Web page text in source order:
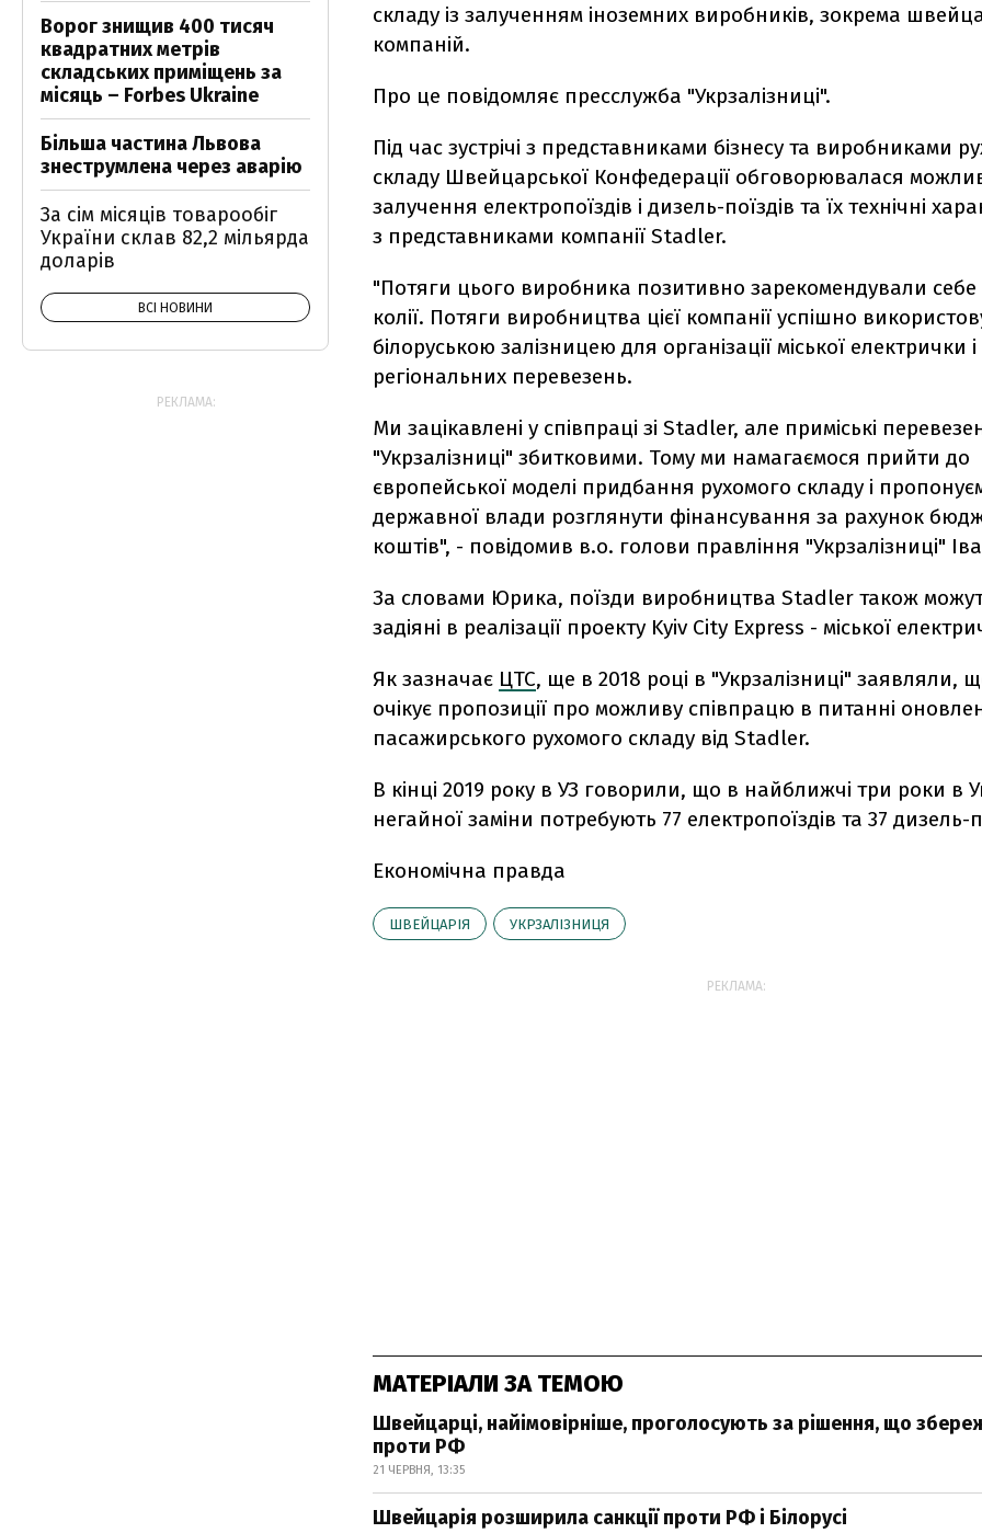
складу із залученням іноземних виробників, зокрема
компаній.
Про це повідомляє пресслужба "Укрзалізниці".
Під час зустрічі з представниками бізнесу та виробниками
складу Швейцарської Конфедерації обговорювалася
залучення електропоїздів і дизель-поїздів та їх технічні
з представниками компанії Stadler.
"Потяги цього виробника позитивно зарекомендували
колії. Потяги виробництва цієї компанії успішно
білоруською залізницею для організації міської електрички і
регіональних перевезень.
Ми зацікавлені у співпраці зі Stadler, але приміські
"Укрзалізниці" збитковими. Тому ми намагаємося прийти до
європейської моделі придбання рухомого складу і
державної влади розглянути фінансування за рахунок
коштів", - повідомив в.о. голови правління "Укрзалізниці"
За словами Юрика, поїзди виробництва Stadler також
задіяні в реалізації проекту Kyiv City Express - міської
Як зазначає ЦТС, ще в 2018 році в "Укрзалізниці" заявляли,
очікує пропозиції про можливу співпрацю в питанні
пасажирського рухомого складу від Stadler.
В кінці 2019 року в УЗ говорили, що в найближчі три роки в
негайної заміни потребують 77 електропоїздів та 37 дизель-
Економічна правда
ШВЕЙЦАРІЯ УКРЗАЛІЗНИЦЯ
РЕКЛАМА:
МАТЕРІАЛИ ЗА ТЕМОЮ
Швейцарці, найімовірніше, проголосують за рішення, що
проти РФ
21 ЧЕРВНЯ, 13:35
Швейцарія розширила санкції проти РФ і Білорусі
Ворог знищив 400 тисяч
квадратних метрів
складських приміщень за
місяць – Forbes Ukraine
Більша частина Львова
знеструмлена через аварію
За сім місяців товарообіг
України склав 82,2 мільярда
доларів
ВСІ НОВИНИ
РЕКЛАМА: